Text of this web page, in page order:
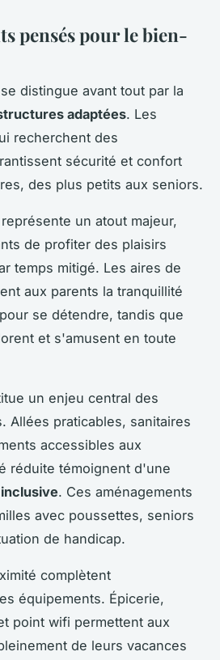
pensés pour le bien-
distingue avant tout par la
adaptées. Les
recherchent des
sécurité et confort
des plus petits aux seniors.
un atout majeur,
de profiter des plaisirs
temps mitigé. Les aires de
aux parents la tranquillité
se détendre, tandis que
et s'amusent en toute
un enjeu central des
Allées praticables, sanitaires
accessibles aux
réduite témoignent d'une
. Ces aménagements
avec poussettes, seniors
de handicap.
complètent
équipements. Épicerie,
point wifi permettent aux
de leurs vacances